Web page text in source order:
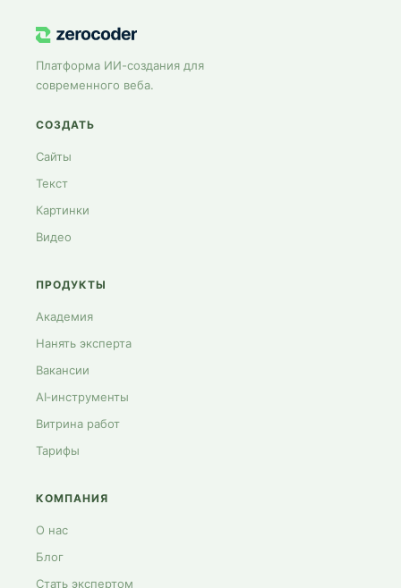
Платформа ИИ-создания для
современного веба.
СОЗДАТЬ
Сайты
Текст
Картинки
Видео
ПРОДУКТЫ
Академия
Нанять эксперта
Вакансии
AI‑инструменты
Витрина работ
Тарифы
КОМПАНИЯ
О нас
Блог
Стать экспертом